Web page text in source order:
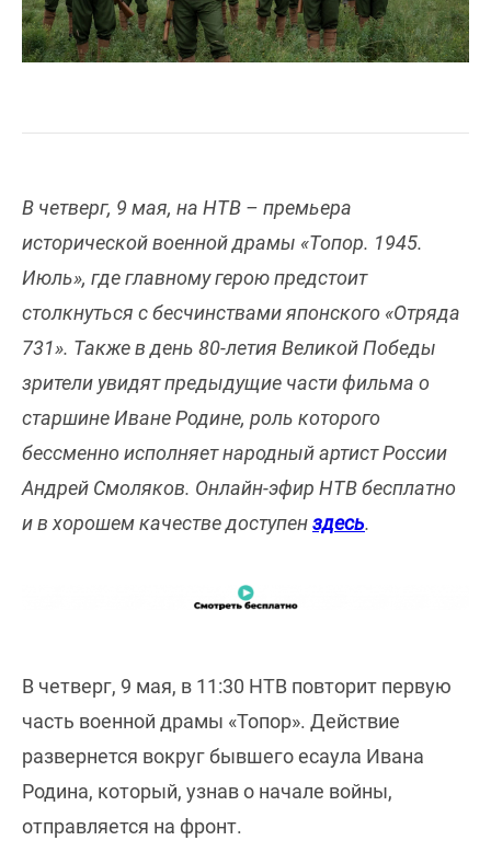
В четверг, 9 мая, на НТВ – премьера
исторической военной драмы «Топор. 1945.
Июль», где главному герою предстоит
столкнуться с бесчинствами японского «Отряда
731». Также в день 80-летия Великой Победы
зрители увидят предыдущие части фильма о
старшине Иване Родине, роль которого
бессменно исполняет народный артист России
Андрей Смоляков. Онлайн-эфир НТВ бесплатно
и в хорошем качестве доступенздесь.
В четверг, 9 мая, в 11:30 НТВ повторит первую
часть военной драмы «Топор». Действие
развернется вокруг бывшего есаула Ивана
Родина, который, узнав о начале войны,
отправляется на фронт.